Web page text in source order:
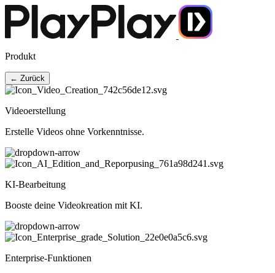
Produkt
← Zurück
Videoerstellung
Erstelle Videos ohne Vorkenntnisse.
KI-Bearbeitung
Booste deine Videokreation mit KI.
Enterprise-Funktionen